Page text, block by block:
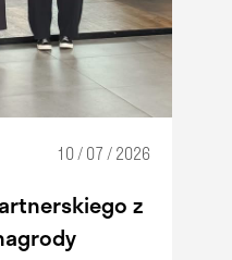
10 / 07 / 2026
z